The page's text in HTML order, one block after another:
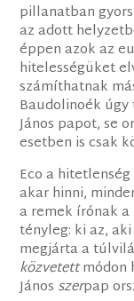
pillanatban
az adott
éppen azok az
hitelességüket
számíthatnak
Baudolinoék
János papot, se
esetben is csak
Eco a
akar hinni,
a remek írónak a
tényleg: ki az,
megjárta a
közvetettmódon
János szerpap